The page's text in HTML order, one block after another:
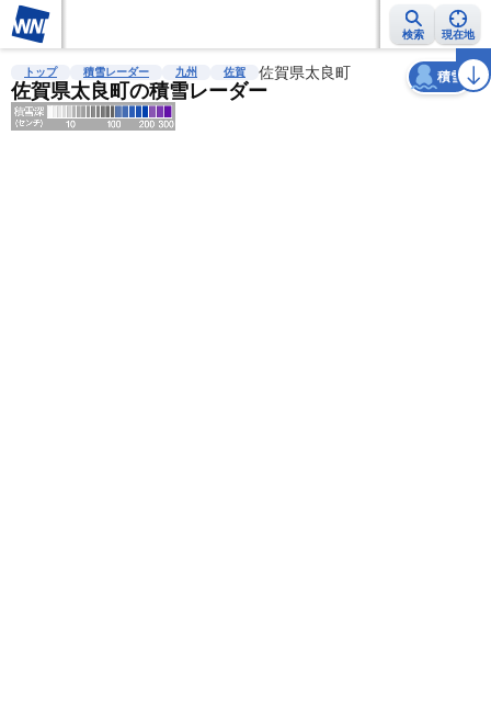
検索 現在地
雨雲レーダー 台風情報 地震情報 警報・注意報 2週間天気 ラ
トップ 積雪レーダー 九州 佐賀 佐賀県太良町
佐賀県太良町の積雪レーダー
積雪
天気 台風